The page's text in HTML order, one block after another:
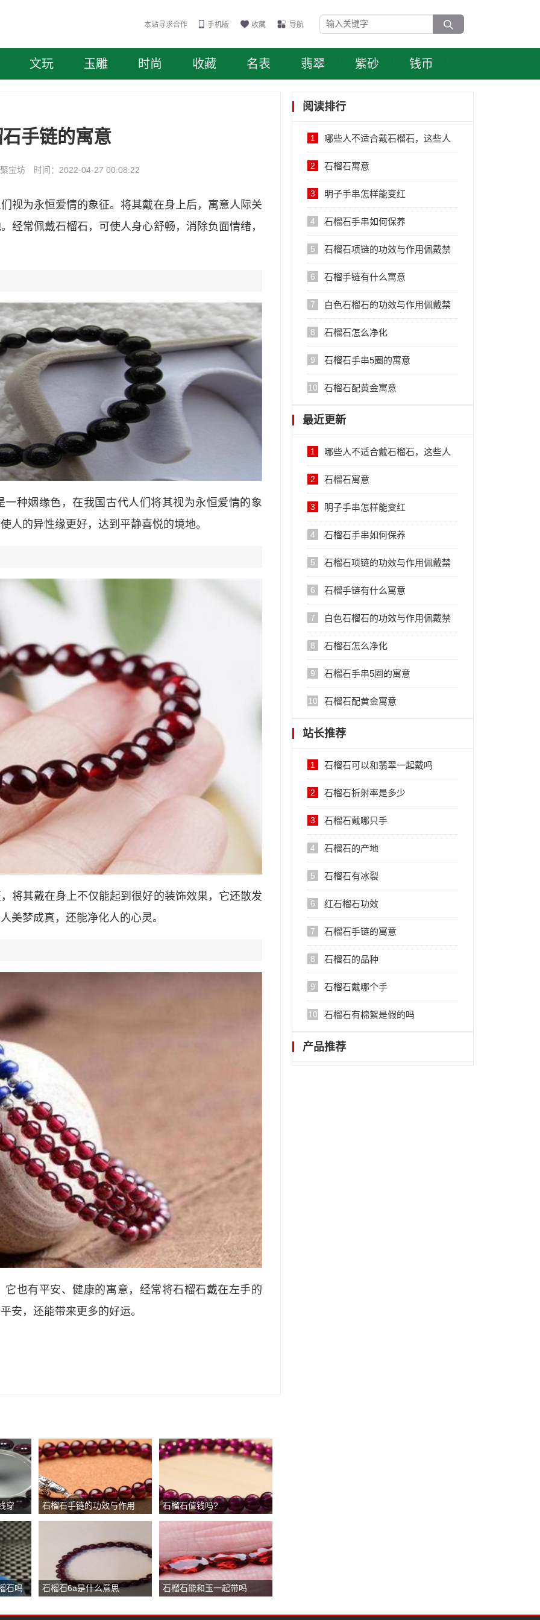
本站寻求合作 手机版 收藏 导航
文玩 玉雕 时尚 收藏 名表 翡翠 紫砂 钱币
手链的寓意
宝坊 时间：2022-04-27 00:08:22
视为永恒爱情的象征。将其戴在身上后，寓意人际关
经常佩戴石榴石，可使人身心舒畅，消除负面情绪，
种姻缘色，在我国古代人们将其视为永恒爱情的象
人的异性缘更好，达到平静喜悦的境地。
将其戴在身上不仅能起到很好的装饰效果，它还散发
美梦成真，还能净化人的心灵。
也有平安、健康的寓意，经常将石榴石戴在左手的
安，还能带来更多的好运。
穿 石榴石手链的功效与作用 石榴石值钱吗?
石吗 石榴石6a是什么意思 石榴石能和玉一起带吗
阅读排行
1 哪些人不适合戴石榴石，这些人
千万不要戴
2 石榴石寓意
3 明子手串怎样能变红
4 石榴石手串如何保养
5 石榴石项链的功效与作用佩戴禁
忌
6 石榴手链有什么寓意
7 白色石榴石的功效与作用佩戴禁
忌
8 石榴石怎么净化
9 石榴石手串5圈的寓意
10 石榴石配黄金寓意
最近更新
1 哪些人不适合戴石榴石，这些人
千万不要戴
2 石榴石寓意
3 明子手串怎样能变红
4 石榴石手串如何保养
5 石榴石项链的功效与作用佩戴禁
忌
6 石榴手链有什么寓意
7 白色石榴石的功效与作用佩戴禁
忌
8 石榴石怎么净化
9 石榴石手串5圈的寓意
10 石榴石配黄金寓意
站长推荐
1 石榴石可以和翡翠一起戴吗
2 石榴石折射率是多少
3 石榴石戴哪只手
4 石榴石的产地
5 石榴石有冰裂
6 红石榴石功效
7 石榴石手链的寓意
8 石榴石的品种
9 石榴石戴哪个手
10 石榴石有棉絮是假的吗
产品推荐